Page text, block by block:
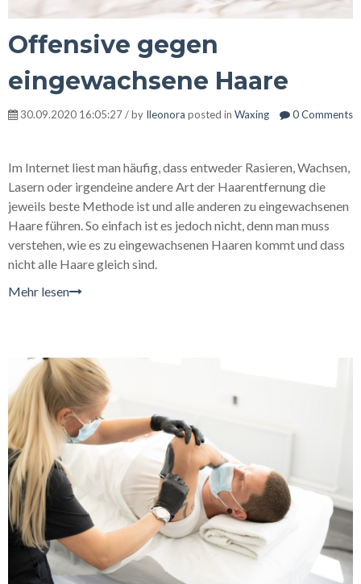
Offensive gegen
eingewachsene Haare
30.09.2020 16:05:27 / by Ileonora posted in Waxing 0 Comments
Im Internet liest man häufig, dass entweder Rasieren, Wachsen,
Lasern oder irgendeine andere Art der Haarentfernung die
jeweils beste Methode ist und alle anderen zu eingewachsenen
Haare führen. So einfach ist es jedoch nicht, denn man muss
verstehen, wie es zu eingewachsenen Haaren kommt und dass
nicht alle Haare gleich sind
Mehr lesen